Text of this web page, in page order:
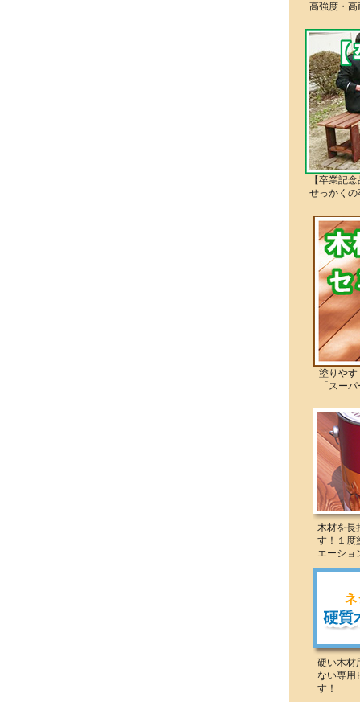
高強度・
【卒業記
せっかく
塗りやす
「スーパ
木材を長
す！１度
エーショ
硬い木材
ない専用
す！